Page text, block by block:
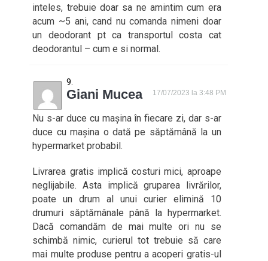
inteles, trebuie doar sa ne amintim cum era
acum ~5 ani, cand nu comanda nimeni doar
un deodorant pt ca transportul costa cat
deodorantul – cum e si normal.
Giani Mucea 17/07/2023 la 3:48 PM
Nu s-ar duce cu mașina în fiecare zi, dar s-ar
duce cu mașina o dată pe săptămână la un
hypermarket probabil.
Livrarea gratis implică costuri mici, aproape
neglijabile. Asta implică gruparea livrărilor,
poate un drum al unui curier elimină 10
drumuri săptămânale până la hypermarket.
Dacă comandăm de mai multe ori nu se
schimbă nimic, curierul tot trebuie să care
mai multe produse pentru a acoperi gratis-ul